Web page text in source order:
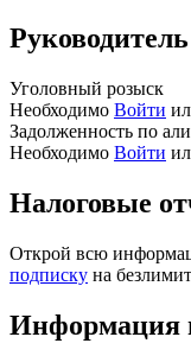
Руководитель
Уголовный розыск
Необходимо Войти
Задолженность по
Необходимо Войти
Налоговые
Открой всю
подписку на
Информация